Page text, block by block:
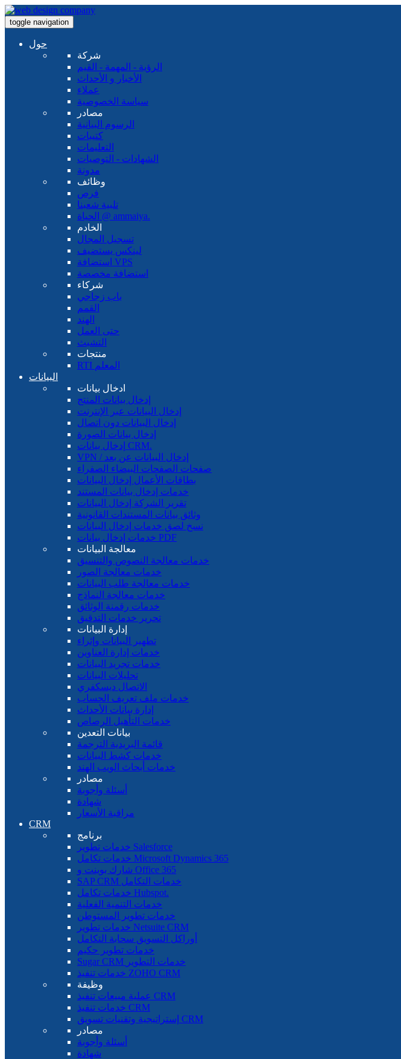
toggle navigation
حول
شركة
الرؤية - المهمة - القيم
الأخبار و الأحداث
عملاء
سياسة الخصوصية
مصادر
الرسوم البيانية
كتيبات
التعليمات
الشهادات - التوصيات
مدونة
وظائف
فرص
تلبية شعبنا
الحياة @ ammaiya.
الخادم
تسجيل المجال
لينكس يستضيف
استضافة VPS
استضافة مخصصة
شركاء
باب زجاجي
القمم
الهند
حتى العمل
التشبث
منتجات
RTI المعلم
البيانات
ادخال بيانات
إدخال بيانات المنتج
إدخال البيانات عبر الإنترنت
إدخال البيانات دون اتصال
إدخال بيانات الصورة
إدخال بيانات CRM.
VPN / إدخال البيانات عن بعد
صفحات الصفحات البيضاء الصفراء
بطاقات الأعمال إدخال البيانات
خدمات إدخال بيانات المستند
تقرير الشركة إدخال البيانات
وثائق بيانات المستندات القانونية
نسخ لصق خدمات إدخال البيانات
خدمات إدخال بيانات PDF
معالجة البيانات
خدمات معالجة النصوص والتنسيق
خدمات معالجة الصور
خدمات معالجة طلب البيانات
خدمات معالجة النماذج
خدمات رقمنة الوثائق
تحرير خدمات التدقيق
إدارة البيانات
تطهير البيانات وإثراء
خدمات إدارة العناوين
خدمات تجريد البيانات
تحليلات البيانات
الاتصال ديسكفري
خدمات ملف تعريف الحساب
إدارة بيانات الأحداث
خدمات التأهيل الرصاص
بيانات التعدين
قائمة البريدية الترجمة
خدمات كشط البيانات
خدمات أبحاث الويب الهند
مصادر
أسئلة وأجوبة
شهادة
مراقبة الأسعار
CRM
برنامج
خدمات تطوير Salesforce
خدمات تكامل Microsoft Dynamics 365
شارك بوينت و Office 365
SAP CRM خدمات التكامل
خدمات تكامل Hubspot.
خدمات التنمية الفعلية
خدمات تطوير المستوطن
خدمات تطوير Netsuite CRM
أوراكل التسويق سحابة التكامل
خدمات تطوير حكيم
Sugar CRM خدمات التطوير
خدمات تنفيذ ZOHO CRM
وظيفة
عملية مبيعات تنفيذ CRM
خدمات تنفيذ CRM
إستراتيجية وتقنيات تسويق CRM
مصادر
أسئلة وأجوبة
شهادة